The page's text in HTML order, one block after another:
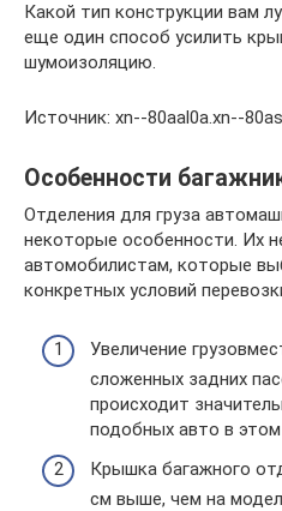
Какой тип конструкции вам
еще один способ усилить
шумоизоляцию.
Источник: xn--80aal0a.xn--
Особенности
Отделения для груза
некоторые особенности. Их
автомобилистам, которые
конкретных условий
Увеличение
сложенных задних
происходит
подобных авто в этом
Крышка багажного
см выше, чем на